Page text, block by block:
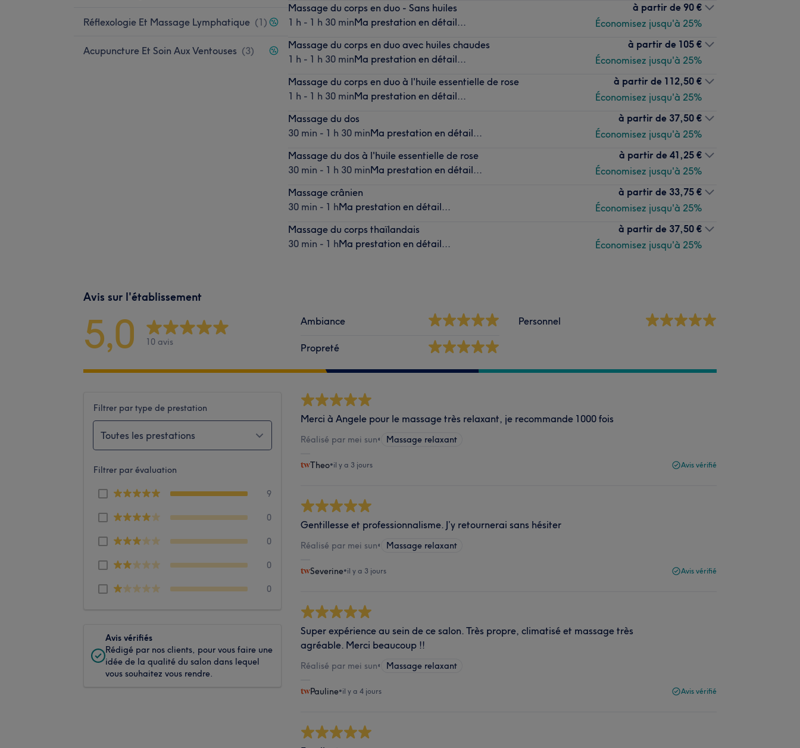
Réflexologie Et Massage Lymphatique (1)
Acupuncture Et Soin Aux Ventouses (3)
Massage du corps en duo - Sans huiles
1 h - 1 h 30 minMa prestation en détail...
à partir de 90 €
Économisez jusqu'à 25%
Massage du corps en duo avec huiles chaudes
1 h - 1 h 30 minMa prestation en détail...
à partir de 105 €
Économisez jusqu'à 25%
Massage du corps en duo à l'huile essentielle de rose
1 h - 1 h 30 minMa prestation en détail...
à partir de 112,50 €
Économisez jusqu'à 25%
Massage du dos
30 min - 1 h 30 minMa prestation en détail...
à partir de 37,50 €
Économisez jusqu'à 25%
Massage du dos à l'huile essentielle de rose
30 min - 1 h 30 minMa prestation en détail...
à partir de 41,25 €
Économisez jusqu'à 25%
Massage crânien
30 min - 1 hMa prestation en détail...
à partir de 33,75 €
Économisez jusqu'à 25%
Massage du corps thaïlandais
30 min - 1 hMa prestation en détail...
à partir de 37,50 €
Économisez jusqu'à 25%
Avis sur l'établissement
5,0 10 avis
Ambiance
Propreté
Personnel
Filtrer par type de prestation
Toutes les prestations
Filtrer par évaluation
9
0
0
0
0
Avis vérifiés
Rédigé par nos clients, pour vous faire une
idée de la qualité du salon dans lequel
vous souhaitez vous rendre.
Merci à Angele pour le massage très relaxant, je recommande 1000 fois
Réalisé par mei sun• Massage relaxant
Theo•il y a 3 jours Avis vérifié
Gentillesse et professionnalisme. J’y retournerai sans hésiter
Réalisé par mei sun• Massage relaxant
Severine•il y a 3 jours Avis vérifié
Super expérience au sein de ce salon. Très propre, climatisé et massage très
agréable. Merci beaucoup !!
Réalisé par mei sun• Massage relaxant
Pauline•il y a 4 jours Avis vérifié